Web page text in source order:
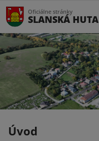
Oficiálne stránky
SLANSKÁ HUTA
Úvod